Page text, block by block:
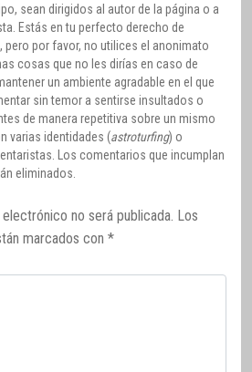
sean dirigidos al autor de la página o a
Estás en tu perfecto derecho de
por favor, no utilices el anonimato
cosas que no les dirías en caso de
un ambiente agradable en el que
sin temor a sentirse insultados o
de manera repetitiva sobre un mismo
varias identidades (astroturfing) o
Los comentarios que incumplan
eliminados.
no será publicada. Los
marcados con *